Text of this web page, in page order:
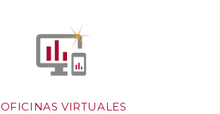
OFICINAS VIRTUALES